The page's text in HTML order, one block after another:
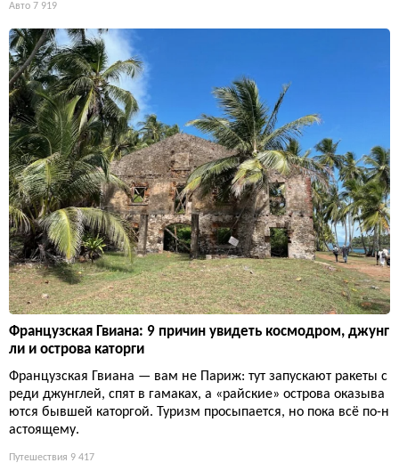
Авто 7 919
Французская Гвиана: 9 причин увидеть космодром, джунг
ли и острова каторги
Французская Гвиана — вам не Париж: тут запускают ракеты с
реди джунглей, спят в гамаках, а «райские» острова оказыва
ются бывшей каторгой. Туризм просыпается, но пока всё по-н
астоящему.
Путешествия 9 417